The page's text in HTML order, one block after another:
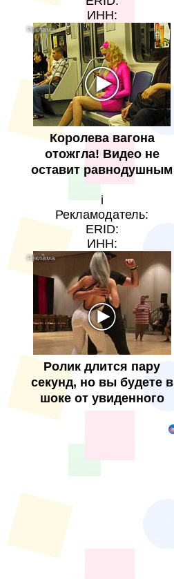
ИНН:
Королева вагона
отожгла! Видео не
оставит равнодушным
i
Рекламодатель:
ERID:
ИНН:
Ролик длится пару
секунд, но вы будете в
шоке от увиденного